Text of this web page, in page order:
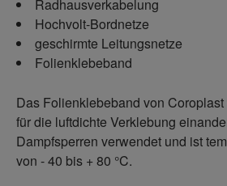
Radhausverkabelung
Hochvolt-Bordnetze
geschirmte Leitungsnetze
Folienklebeband
Das Folienklebeband von
für die luftdichte Verklebung
Dampfsperren verwendet und ist
von - 40 bis + 80 °C.